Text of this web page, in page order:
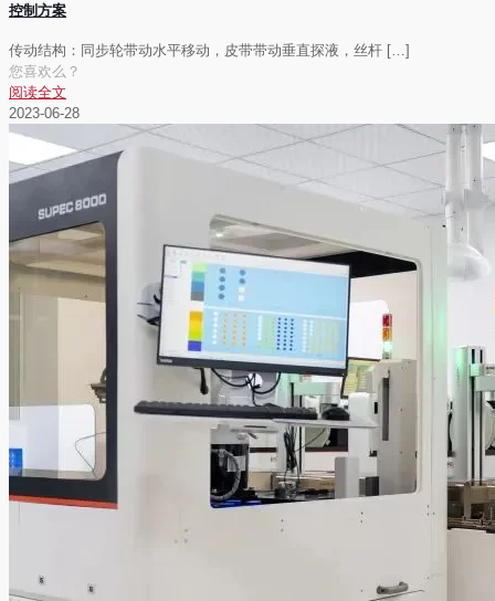
控制方案
传动结构：同步轮带动水平移动，皮带带动垂直探液，丝杆 […]
您喜欢么？
阅读全文
2023-06-28